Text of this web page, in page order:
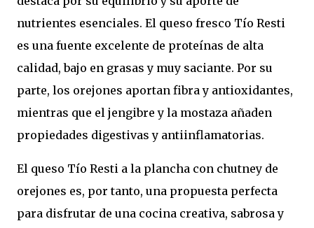
nutrientes esenciales. El queso fresco Tío Resti
es una fuente excelente de proteínas de alta
calidad, bajo en grasas y muy saciante. Por su
parte, los orejones aportan fibra y antioxidantes,
mientras que el jengibre y la mostaza añaden
propiedades digestivas y antiinflamatorias.
El queso Tío Resti a la plancha con chutney de
orejones es, por tanto, una propuesta perfecta
para disfrutar de una cocina creativa, sabrosa y